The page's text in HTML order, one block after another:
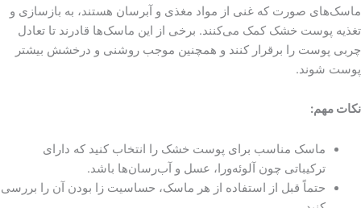
ماسک‌های صورت که غنی از مواد مغذی و آبرسان هستند، به بازسازی و
تغذیه پوست خشک کمک می‌کنند. برخی از این ماسک‌ها قادرند تا تعادل
چربی پوست را برقرار کنند و همچنین موجب روشنی و درخشش بیشتر
پوست شوند.
نکات مهم:
ماسک مناسب برای پوست خشک را انتخاب کنید که دارای
ترکیباتی چون آلوئه‌ورا، عسل و آب‌رسان‌ها باشد.
حتماً قبل از استفاده از هر ماسک، حساسیت زا بودن آن را بررسی